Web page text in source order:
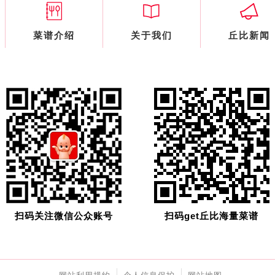
菜谱介绍 关于我们 丘比新闻
扫码关注微信公众账号 扫码get丘比海量菜谱